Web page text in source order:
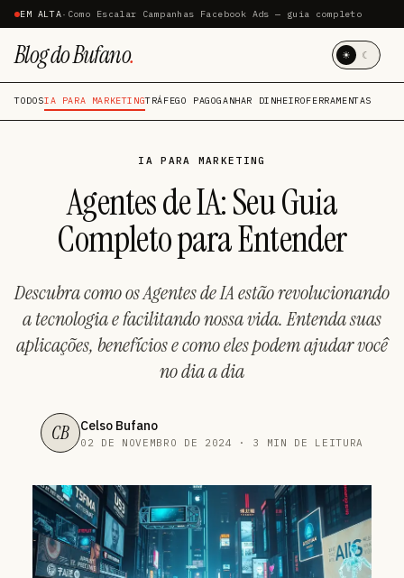
EM ALTA· Como Escalar Campanhas Facebook Ads — guia completo
Blog do Bufano. ☀ ☾
TODOSIA PARA MARKETINGTRÁFEGO PAGOGANHAR DINHEIROFERRAMENTAS
IA PARA MARKETING
Agentes de IA: Seu Guia
Completo para Entender
Descubra como os Agentes de IA estão revolucionando
a tecnologia e facilitando nossa vida. Entenda suas
aplicações, benefícios e como eles podem ajudar você
no dia a dia
CB Celso Bufano
02 DE NOVEMBRO DE 2024 · 3 MIN DE LEITURA